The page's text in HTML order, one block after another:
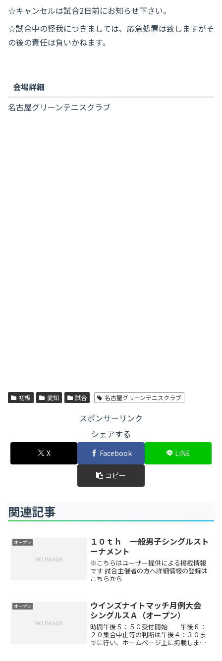
☆キャンセルは試合2日前にお知らせ下さい。
☆試合中の怪我につきましては、応急処置は致しますがそ
の後の責任は負いかねます。
会場詳細
名古屋グリーンテニスクラブ
初級 愛知 試合 名古屋グリーンテニスクラブ
スポンサーリンク
シェアする
X Facebook LINE
コピー
関連記事
オープン
１０ｔｈ 一般男子シングルスト
ーナメント
※こちらはユーザー提供による掲載情報
です 試合主催者の方へ詳細情報の登録は
こちらから
オープン
ウインズナイトマッチ月例大会
シングルスＡ（オープン）
時間午後５：５０受付開始 午後６：
２０集合中止等の判断は午後４：３０ま
でに行い、ホームページ上に掲載しま